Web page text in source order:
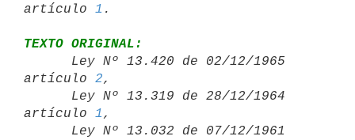
artículo 1
TEXTO ORIGINAL:
artículo 2,
artículo 1 ,